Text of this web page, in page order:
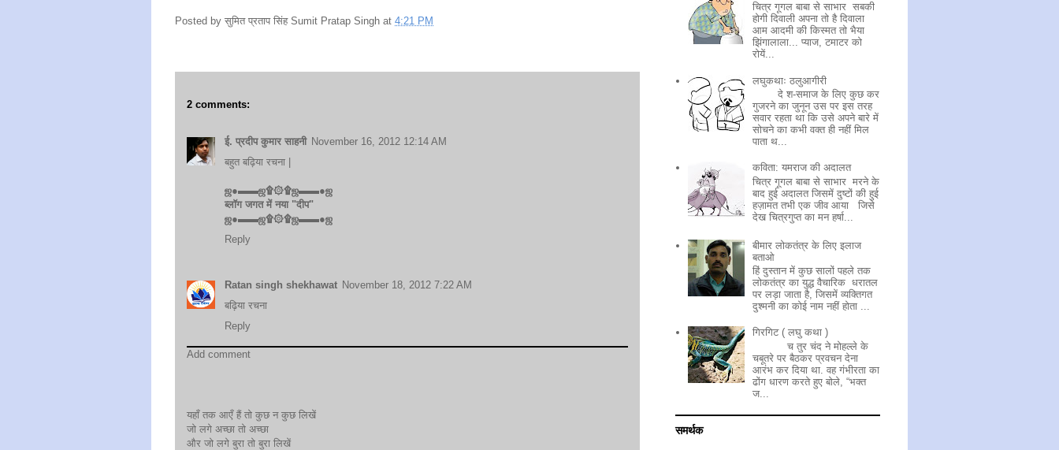
Posted by सुमित प्रताप सिंह Sumit Pratap Singh at 4:21 PM
2 comments:
ई. प्रदीप कुमार साहनी November 16, 2012 12:14 AM
बहुत बढ़िया रचना |
ஜ●▬▬ஜ۩۞۩ஜ▬▬●ஜ
ब्लॉग जगत में नया "दीप"
ஜ●▬▬ஜ۩۞۩ஜ▬▬●ஜ
Reply
Ratan singh shekhawat November 18, 2012 7:22 AM
बढ़िया रचना
Reply
Add comment
यहाँ तक आएँ हैं तो कुछ न कुछ लिखें
जो लगे अच्छा तो अच्छा
और जो लगे बुरा तो बुरा लिखें
चित्र गूगल बाबा से साभार सबकी
होगी दिवाली अपना तो है दिवाला
आम आदमी की किस्मत तो भैया
झिंगालाला... प्याज, टमाटर को
रोयें...
लघुकथाः ठलुआगीरी
दे श-समाज के लिए कुछ कर
गुजरने का जुनून उस पर इस तरह
सवार रहता था कि उसे अपने बारे में
सोचने का कभी वक्त ही नहीं मिल
पाता थ...
कविता: यमराज की अदालत
चित्र गूगल बाबा से साभार मरने के
बाद हुई अदालत जिसमें दुष्टों की हुई
हज़ामत तभी एक जीव आया जिसे
देख चित्रगुप्त का मन हर्षा...
बीमार लोकतंत्र के लिए इलाज
बताओ
हिं दुस्तान में कुछ सालों पहले तक
लोकतंत्र का युद्ध वैचारिक धरातल
पर लड़ा जाता है, जिसमें व्यक्तिगत
दुश्मनी का कोई नाम नहीं होता ...
गिरगिट ( लघु कथा )
च तुर चंद ने मोहल्ले के
चबूतरे पर बैठकर प्रवचन देना
आरंभ कर दिया था. वह गंभीरता का
ढोंग धारण करते हुए बोले, “भक्त
ज...
समर्थक